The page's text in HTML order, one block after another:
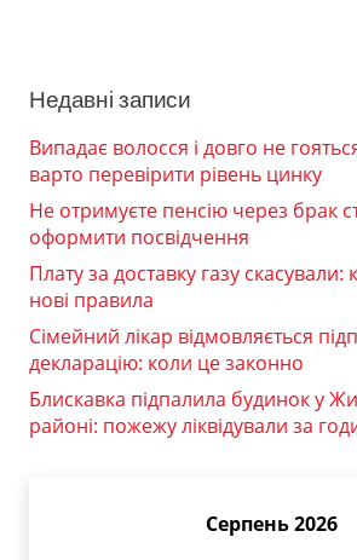
Недавні записи
Випадає волосся і довго не
варто перевірити рівень цинку
Не отримуєте пенсію через брак
оформити посвідчення
Плату за доставку газу скасували:
нові правила
Сімейний лікар відмовляється
декларацію: коли це законно
Блискавка підпалила будинок у
районі: пожежу ліквідували за
Серпень 2026